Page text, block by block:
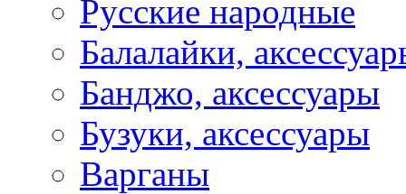
Русские народные
Балалайки,
Банджо, аксессуары
Бузуки, аксессуары
Варганы